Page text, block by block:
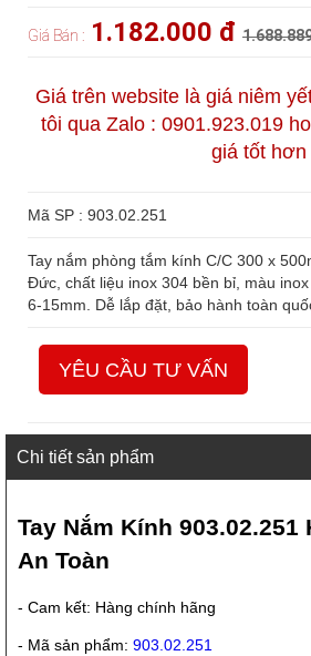
Giá Bán : 1.182.000 đ
Giá trên website là giá niêm
tôi qua Zalo : 0901.923.019
giá tốt hơn
Mã SP : 903.02.251
Tay nắm phòng tắm kính C/C 300 x
Đức, chất liệu inox 304 bền bỉ, màu
6-15mm. Dễ lắp đặt, bảo hành toàn
YÊU CẦU TƯ VẤN
Chi tiết sản phẩm
Tay Nắm Kính 903.02.251
An Toàn
- Cam kết: Hàng chính hãng
- Mã sản phẩm: 903.02.251